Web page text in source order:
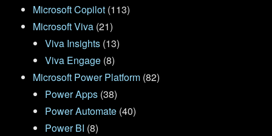
Microsoft Copilot (113)
Microsoft Viva (21)
Viva Insights (13)
Viva Engage (8)
Microsoft Power Platform (82)
Power Apps (38)
Power Automate (40)
Power BI (8)